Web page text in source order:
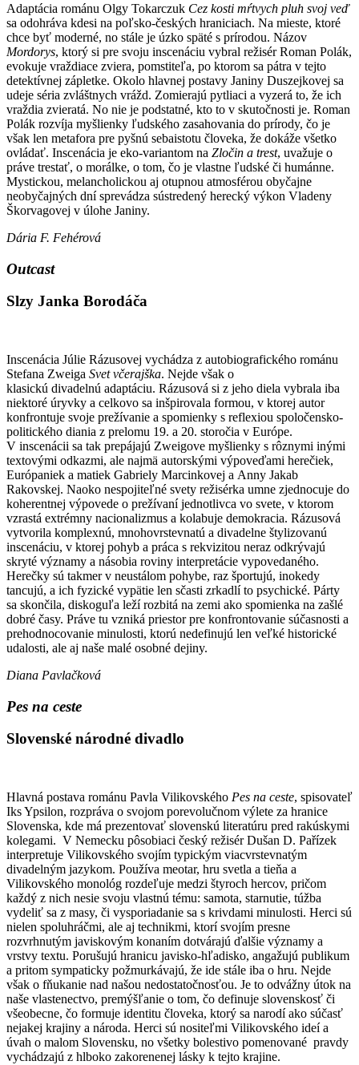
Adaptácia románu Olgy Tokarczuk Cez kosti mŕtvych pluh svoj veď
sa odohráva kdesi na poľsko-českých hraniciach. Na mieste, ktoré
chce byť moderné, no stále je úzko späté s prírodou. Názov
Mordorys, ktorý si pre svoju inscenáciu vybral režisér Roman Polák,
evokuje vraždiace zviera, pomstiteľa, po ktorom sa pátra v tejto
detektívnej zápletke. Okolo hlavnej postavy Janiny Duszejkovej sa
udeje séria zvláštnych vrážd. Zomierajú pytliaci a vyzerá to, že ich
vraždia zvieratá. No nie je podstatné, kto to v skutočnosti je. Roman
Polák rozvíja myšlienky ľudského zasahovania do prírody, čo je
však len metafora pre pyšnú sebaistotu človeka, že dokáže všetko
ovládať. Inscenácia je eko-variantom na Zločin a trest, uvažuje o
práve trestať, o morálke, o tom, čo je vlastne ľudské či humánne.
Mystickou, melancholickou aj otupnou atmosférou obyčajne
neobyčajných dní sprevádza sústredený herecký výkon Vladeny
Škorvagovej v úlohe Janiny.
Dária F. Fehérová
Outcast
Slzy Janka Borodáča
Inscenácia Júlie Rázusovej vychádza z autobiografického románu
Stefana Zweiga Svet včerajška. Nejde však o
klasickú divadelnú adaptáciu. Rázusová si z jeho diela vybrala iba
niektoré úryvky a celkovo sa inšpirovala formou, v ktorej autor
konfrontuje svoje prežívanie a spomienky s reflexiou spoločensko-
politického diania z prelomu 19. a 20. storočia v Európe.
V inscenácii sa tak prepájajú Zweigove myšlienky s rôznymi inými
textovými odkazmi, ale najmä autorskými výpoveďami herečiek,
Európaniek a matiek Gabriely Marcinkovej a Anny Jakab
Rakovskej. Naoko nespojiteľné svety režisérka umne zjednocuje do
koherentnej výpovede o prežívaní jednotlivca vo svete, v ktorom
vzrastá extrémny nacionalizmus a kolabuje demokracia. Rázusová
vytvorila komplexnú, mnohovrstevnatú a divadelne štylizovanú
inscenáciu, v ktorej pohyb a práca s rekvizitou neraz odkrývajú
skryté významy a násobia roviny interpretácie vypovedaného.
Herečky sú takmer v neustálom pohybe, raz športujú, inokedy
tancujú, a ich fyzické vypätie len sčasti zrkadlí to psychické. Párty
sa skončila, diskoguľa leží rozbitá na zemi ako spomienka na zašlé
dobré časy. Práve tu vzniká priestor pre konfrontovanie súčasnosti a
prehodnocovanie minulosti, ktorú nedefinujú len veľké historické
udalosti, ale aj naše malé osobné dejiny.
Diana Pavlačková
Pes na ceste
Slovenské národné divadlo
Hlavná postava románu Pavla Vilikovského Pes na ceste, spisovateľ
Iks Ypsilon, rozpráva o svojom porevolučnom výlete za hranice
Slovenska, kde má prezentovať slovenskú literatúru pred rakúskymi
kolegami. V Nemecku pôsobiaci český režisér Dušan D. Pařízek
interpretuje Vilikovského svojím typickým viacvrstevnatým
divadelným jazykom. Používa meotar, hru svetla a tieňa a
Vilikovského monológ rozdeľuje medzi štyroch hercov, pričom
každý z nich nesie svoju vlastnú tému: samota, starnutie, túžba
vydeliť sa z masy, či vysporiadanie sa s krivdami minulosti. Herci sú
nielen spoluhráčmi, ale aj technikmi, ktorí svojím presne
rozvrhnutým javiskovým konaním dotvárajú ďalšie významy a
vrstvy textu. Porušujú hranicu javisko-hľadisko, angažujú publikum
a pritom sympaticky požmurkávajú, že ide stále iba o hru. Nejde
však o fňukanie nad našou nedostatočnosťou. Je to odvážny útok na
naše vlastenectvo, premýšľanie o tom, čo definuje slovenskosť či
všeobecne, čo formuje identitu človeka, ktorý sa narodí ako súčasť
nejakej krajiny a národa. Herci sú nositeľmi Vilikovského ideí a
úvah o malom Slovensku, no všetky bolestivo pomenované pravdy
vychádzajú z hlboko zakorenenej lásky k tejto krajine.